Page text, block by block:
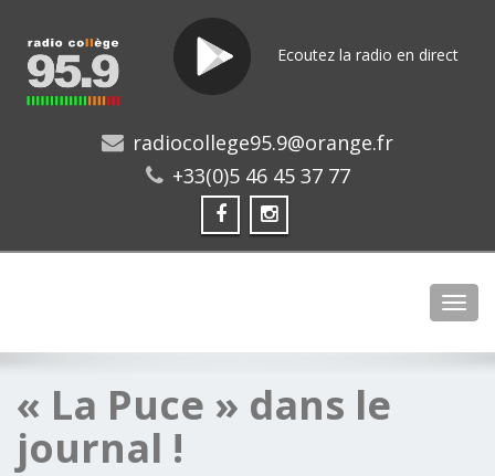
Ecoutez la radio en direct
radiocollege95.9@orange.fr
+33(0)5 46 45 37 77
« La Puce » dans le
journal !